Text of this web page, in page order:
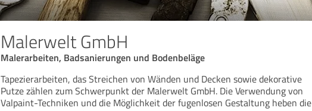
Malerwelt GmbH
Malerarbeiten, Badsanierungen und Bodenbeläge
Tapezierarbeiten, das Streichen von Wänden und Decken sowie dekorative
Putze zählen zum Schwerpunkt der Malerwelt GmbH. Die Verwendung von
Valpaint-Techniken und die Möglichkeit der fugenlosen Gestaltung heben die